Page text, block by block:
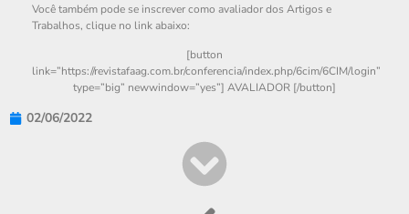
Você também pode se inscrever como avaliador dos Artigos e
Trabalhos, clique no link abaixo:
[button
link=”https://revistafaag.com.br/conferencia/index.php/6cim/6CIM/login”
type=”big” newwindow=”yes”] AVALIADOR [/button]
02/06/2022